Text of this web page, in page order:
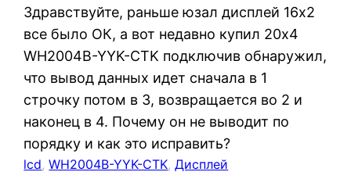
Здравствуйте, раньше юзал дисплей 16х2
все было ОК, а вот недавно купил 20х4
WH2004B-YYK-CTK подключив обнаружил,
что вывод данных идет сначала в 1
строчку потом в 3, возвращается во 2 и
наконец в 4. Почему он не выводит по
порядку и как это исправить?
lcd, WH2004B-YYK-CTK, Дисплей